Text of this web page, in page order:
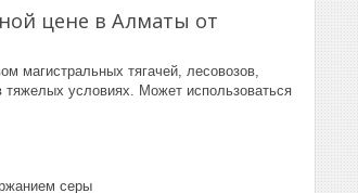
цене в Алматы от
магистральных тягачей, лесовозов,
тяжелых условиях. Может использоваться
серы